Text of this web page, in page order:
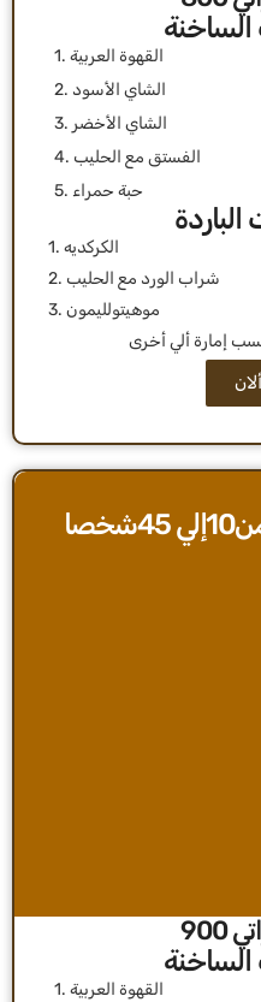
الساخنة
1. القهوة العربية
2. الشاي الأسود
3. الشاي الأخضر
4. الفستق مع الحليب
5. حبة حمراء
الباردة
1. الكركديه
2. شراب الورد مع الحليب
3. موهيتولليمون
900
الساخنة
1. القهوة العربية